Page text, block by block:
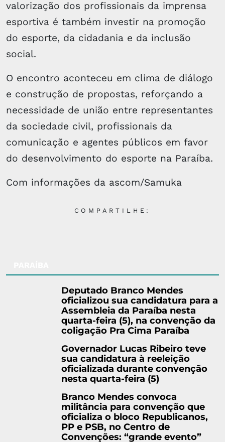
valorização dos profissionais da imprensa
esportiva é também investir na promoção
do esporte, da cidadania e da inclusão
social.
O encontro aconteceu em clima de diálogo
e construção de propostas, reforçando a
necessidade de união entre representantes
da sociedade civil, profissionais da
comunicação e agentes públicos em favor
do desenvolvimento do esporte na Paraíba.
Com informações da ascom/Samuka
COMPARTILHE:
Deputado Branco Mendes
oficializou sua candidatura para a
Assembleia da Paraíba nesta
quarta-feira (5), na convenção da
coligação Pra Cima Paraíba
Governador Lucas Ribeiro teve
sua candidatura à reeleição
oficializada durante convenção
nesta quarta-feira (5)
Branco Mendes convoca
militância para convenção que
oficializa o bloco Republicanos,
PP e PSB, no Centro de
Convenções: “grande evento”